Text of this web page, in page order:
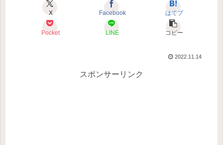
X Facebook はてブ
Pocket LINE コピー
2022.11.14
スポンサーリンク